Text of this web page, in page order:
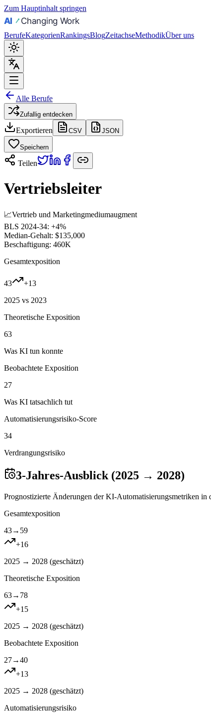
Zum Hauptinhalt springen
BerufeKategorienRankingsBlogZeitachseMethodikÜber uns
Alle Berufe
Zufallig entdecken
Exportieren CSV JSON
Speichern
Teilen
Vertriebsleiter
📈Vertrieb und Marketingmediumaugment
BLS 2024-34: +4%
Median-Gehalt: $135,000
Beschaftigung: 460K
Gesamtexposition
43 +13
2025 vs 2023
Theoretische Exposition
63
Was KI tun konnte
Beobachtete Exposition
27
Was KI tatsachlich tut
Automatisierungsrisiko-Score
34
Verdrangungsrisiko
3-Jahres-Ausblick (2025 → 2028)
Prognostizierte Änderungen der KI-Automatisierungsmetriken in
Gesamtexposition
43→ 59
+16
2025 → 2028 (geschätzt)
Theoretische Exposition
63→ 78
+15
2025 → 2028 (geschätzt)
Beobachtete Exposition
27→40
+13
2025 → 2028 (geschätzt)
Automatisierungsrisiko